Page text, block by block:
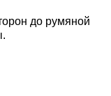
до румяной